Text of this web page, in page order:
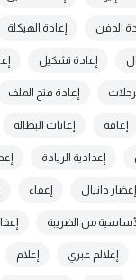
الدفن إعادة الهيكلة
إعادة تشكيل
إعادة فتح الملف
إعاقة إعانات البطالة
إعدادية الريادة
إعضار دانيال إعفاء
من الضريبة
إعلالم عبري إعلام